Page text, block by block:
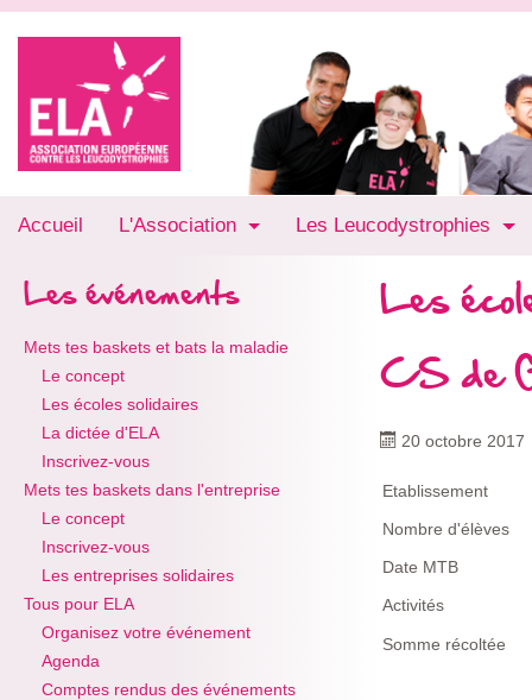
Accueil L'Association Les Leucodystrophies
Les événements
Mets tes baskets et bats la maladie
Le concept
Les écoles solidaires
La dictée d'ELA
Inscrivez-vous
Mets tes baskets dans l'entreprise
Le concept
Inscrivez-vous
Les entreprises solidaires
Tous pour ELA
Organisez votre événement
Agenda
Comptes rendus des événements
Les
CS de
20 octobre 2017
Etablissement
Nombre d'élèves
Date MTB
Activités
Somme récoltée